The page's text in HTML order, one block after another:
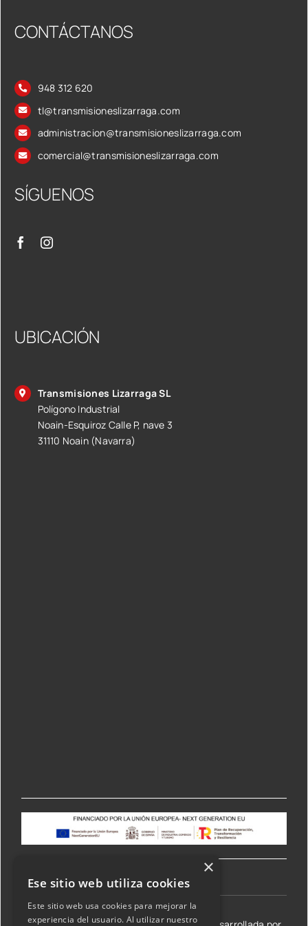
CONTÁCTANOS
948 312 620
tl@transmisioneslizarraga.com
administracion@transmisioneslizarraga.com
comercial@transmisioneslizarraga.com
SÍGUENOS
UBICACIÓN
Transmisiones Lizarraga SL
Polígono Industrial
Noain-Esquiroz Calle P, nave 3
31110 Noain (Navarra)
×
Ese sitio web utiliza cookies
Este sitio web usa cookies para mejorar la
experiencia del usuario. Al utilizar nuestro